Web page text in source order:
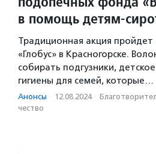
в помощь детям-
Традиционная акция пройдет
«Глобус» в Красногорске.
собирать подгузники,
гигиены для семей, которые…
Анонсы · 12.08.2024 ·
чест­во